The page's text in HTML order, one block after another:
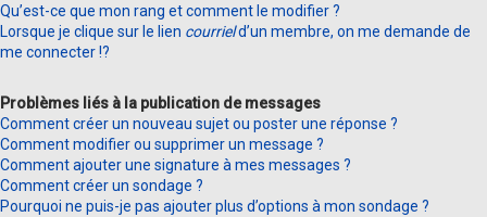
Qu’est-ce que mon rang et comment le modifier ?
Lorsque je clique sur le lien courrield’un membre, on me demande de
me connecter !?
Problèmes liés à la publication de messages
Comment créer un nouveau sujet ou poster une réponse ?
Comment modifier ou supprimer un message ?
Comment ajouter une signature à mes messages ?
Comment créer un sondage ?
Pourquoi ne puis-je pas ajouter plus d’options à mon sondage ?